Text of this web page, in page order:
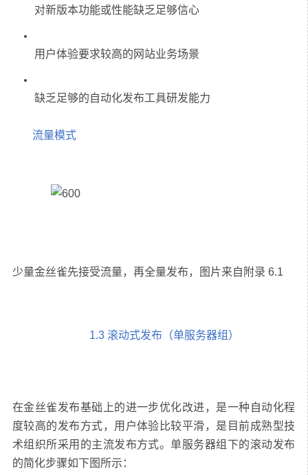
流量模式
1.3 滚动式发布（单服务器组）
在金丝雀发布基础上的进一步优化改进，是一种自动化程
度较高的发布方式，用户体验比较平滑，是目前成熟型技
术组织所采用的主流发布方式。单服务器组下的滚动发布